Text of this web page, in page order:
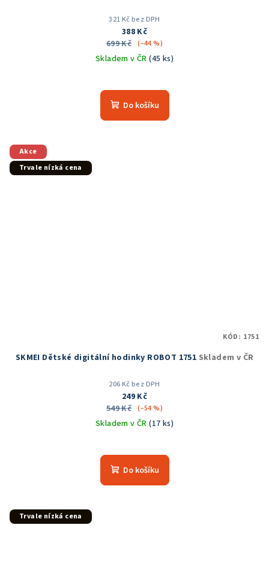
321 Kč bez DPH
388 Kč
699 Kč (–44 %)
Skladem v ČR(45 ks)
Do košíku
Akce
Trvale nízká cena
SKMEI Dětské digitální hodinky ROBOT 1751 Skladem v ČR
206 Kč bez DPH
249 Kč
549 Kč (–54 %)
Skladem v ČR(17 ks)
hodnocení
produktu
Do košíku
KÓD: 1751
Trvale nízká cena